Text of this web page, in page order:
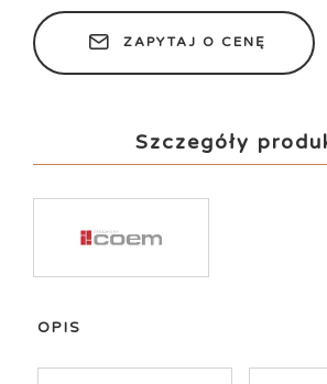
ZAPYTAJ O CENĘ
Szczegóły
OPIS